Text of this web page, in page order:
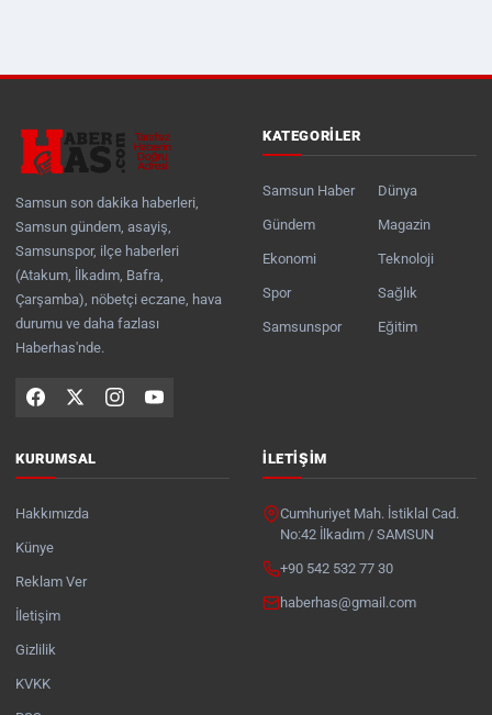
Samsun son dakika haberleri,
Samsun gündem, asayiş,
Samsunspor, ilçe haberleri
(Atakum, İlkadım, Bafra,
Çarşamba), nöbetçi eczane, hava
durumu ve daha fazlası
Haberhas'nde.
KATEGORILER
Samsun Haber
Gündem
Ekonomi
Spor
Samsunspor
Dünya
Magazin
Teknoloji
Sağlık
Eğitim
KURUMSAL
Hakkımızda
Künye
Reklam Ver
İletişim
Gizlilik
KVKK
İLETIŞIM
Cumhuriyet Mah. İstiklal Cad.
No:42 İlkadım / SAMSUN
+90 542 532 77 30
haberhas@gmail.com